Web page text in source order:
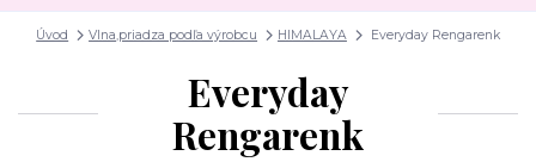
Úvod Vlna,priadza podľa výrobcu HIMALAYA Everyday Rengarenk
Everyday
Rengarenk